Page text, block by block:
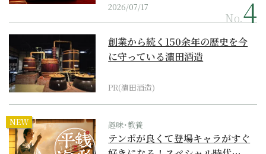
2026/07/17
No.
創業から続く150余年の歴史を今
に守っている濵田酒造
PR(濵田酒造)
NEW 趣味･教養
テンポが良くて登場キャラがすぐ